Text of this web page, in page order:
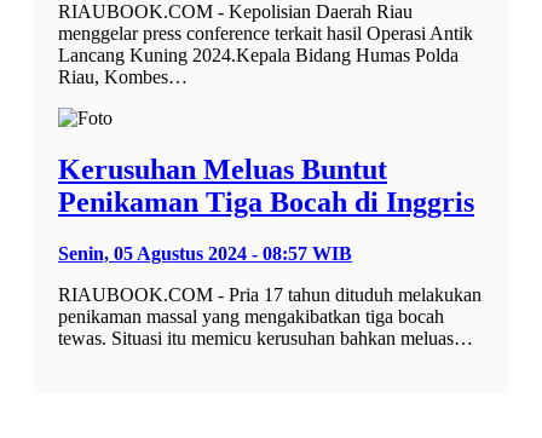
RIAUBOOK.COM - Kepolisian Daerah Riau
menggelar press conference terkait hasil Operasi Antik
Lancang Kuning 2024.Kepala Bidang Humas Polda
Riau, Kombes…
Kerusuhan Meluas Buntut
Penikaman Tiga Bocah di Inggris
Senin, 05 Agustus 2024 - 08:57 WIB
RIAUBOOK.COM - Pria 17 tahun dituduh melakukan
penikaman massal yang mengakibatkan tiga bocah
tewas. Situasi itu memicu kerusuhan bahkan meluas…